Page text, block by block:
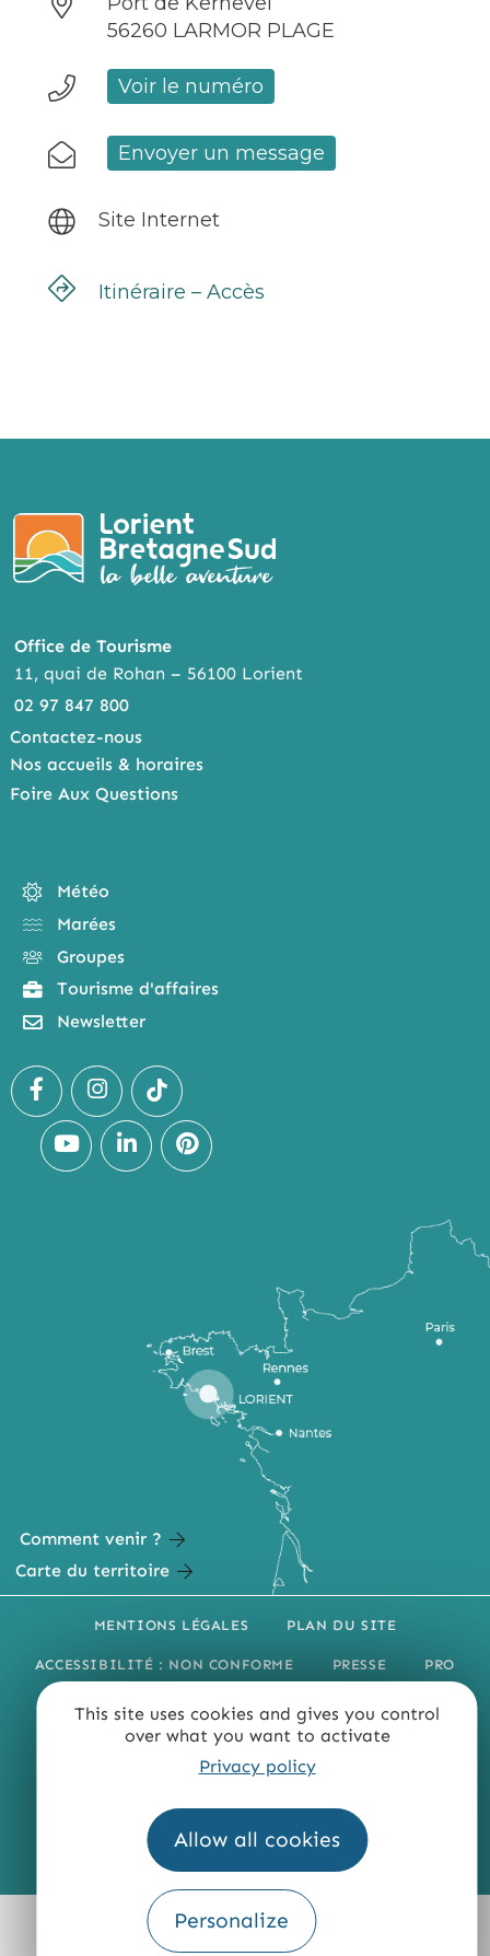
This site uses cookies and gives you control
over what you want to activate
Privacy policy
Allow all cookies
Personalize
56260 LARMOR PLAGE
Voir le numéro
Envoyer un message
Site Internet
Itinéraire – Accès
Office de Tourisme
11, quai de Rohan – 56100 Lorient
02 97 847 800
Contactez-nous
Nos accueils & horaires
Foire Aux Questions
Météo
Marées
Groupes
Tourisme d'affaires
Newsletter
Comment venir ?
Carte du territoire
MENTIONS LÉGALES PLAN DU SITE
ACCESSIBILITÉ : NON CONFORME PRESSE PRO
QUI SOMMES-NOUS ?
Fourni par
Traduction